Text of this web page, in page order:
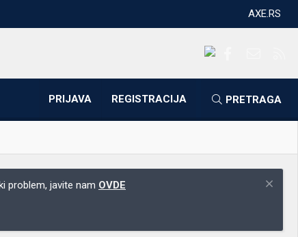
AXE.RS
PRIJAVA REGISTRACIJA PRETRAGA
problem, javite nam OVDE